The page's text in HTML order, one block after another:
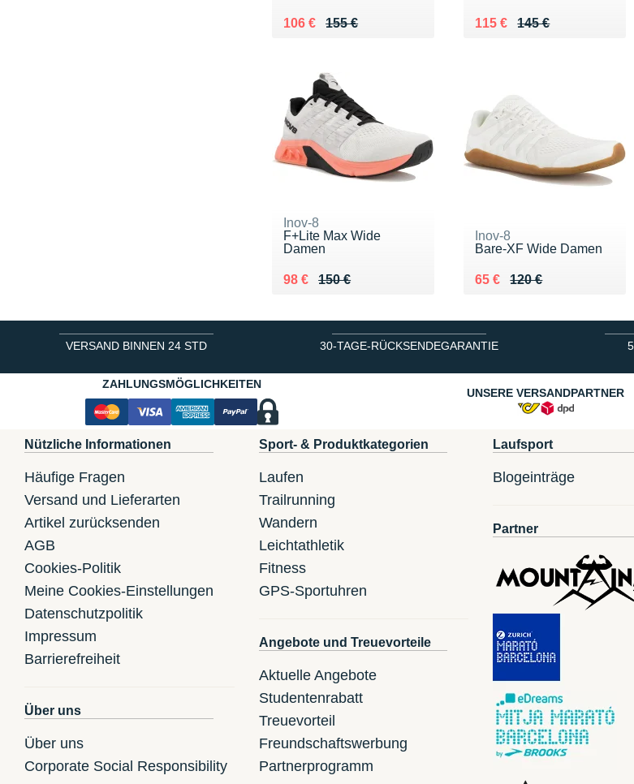
155 €
Au lieu de 155 €
106 €
Vendu 106 € 145 €
Au lieu de 145 €
115 €
Vendu 115 €
Inov-8
F+Lite Max Wide
Damen
150 €
Au lieu de 150 €
98 €
Vendu 98 €
Inov-8
Bare-XF Wide Damen
120 €
Au lieu de 120 €
65 €
Vendu 65 €
VERSAND BINNEN 24 STD 30-TAGE-RÜCKSENDEGARANTIE
ZAHLUNGSMÖGLICHKEITEN
UNSERE VERSANDPARTNER
Nützliche Informationen
Häufige Fragen
Versand und Lieferarten
Artikel zurücksenden
AGB
Cookies-Politik
Meine Cookies-Einstellungen
Datenschutzpolitik
Impressum
Barrierefreiheit
Über uns
Über uns
Corporate Social Responsibility
Sport- & Produktkategorien
Laufen
Trailrunning
Wandern
Leichtathletik
Fitness
GPS-Sportuhren
Angebote und Treuevorteile
Aktuelle Angebote
Studentenrabatt
Treuevorteil
Freundschaftswerbung
Partnerprogramm
Laufsport
Blogeinträge
Partner